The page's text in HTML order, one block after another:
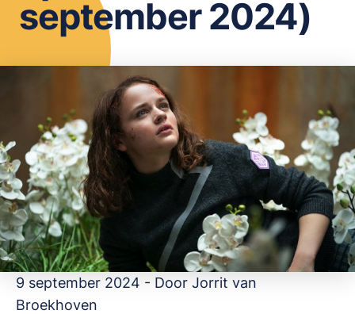
OPSLAAN
september 2024)
9 september 2024 - Door Jorrit van
Broekhoven